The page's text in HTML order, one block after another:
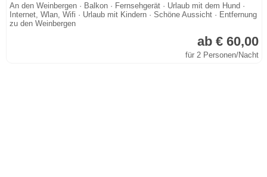
An den Weinbergen · Balkon · Fernsehgerät · Urlaub mit dem Hund ·
Internet, Wlan, Wifi · Urlaub mit Kindern · Schöne Aussicht · Entfernung
zu den Weinbergen
ab € 60,00
für 2 Personen/Nacht